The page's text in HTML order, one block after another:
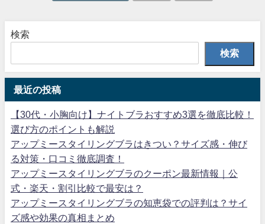
検索
検索
最近の投稿
【30代・小胸向け】ナイトブラおすすめ3選を徹底比較！
選び方のポイントも解説
アップミースタイリングブラはきつい？サイズ感・伸び
る対策・口コミ徹底調査！
アップミースタイリングブラのクーポン最新情報｜公
式・楽天・割引比較で最安は？
アップミースタイリングブラの知恵袋での評判は？サイ
ズ感や効果の真相まとめ